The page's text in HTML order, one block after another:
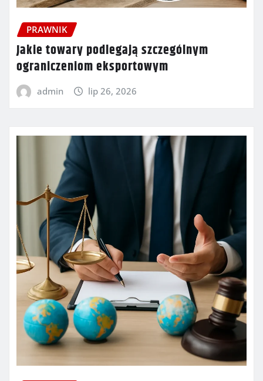
PRAWNIK
Jakie towary podlegają szczególnym
ograniczeniom eksportowym
admin lip 26, 2026